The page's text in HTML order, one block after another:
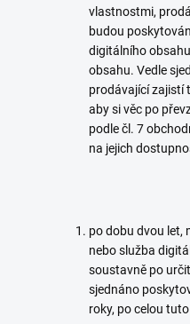
vlastnostmi,
budou
digitálního
obsahu. Vedle
prodávající zajistí
aby si věc po
podle čl. 7
na jejich
po dobu dvou let,
nebo služba
soustavně po
sjednáno
roky, po celou